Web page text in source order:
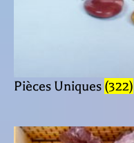
Pièces Uniques (322)